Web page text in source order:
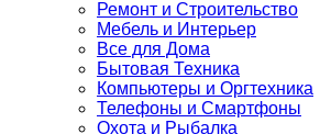
Ремонт и Строительство
Мебель и Интерьер
Все для Дома
Бытовая Техника
Компьютеры и Оргтехника
Телефоны и Смартфоны
Охота и Рыбалка